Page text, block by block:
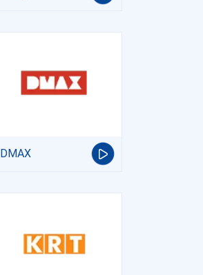
DMAX